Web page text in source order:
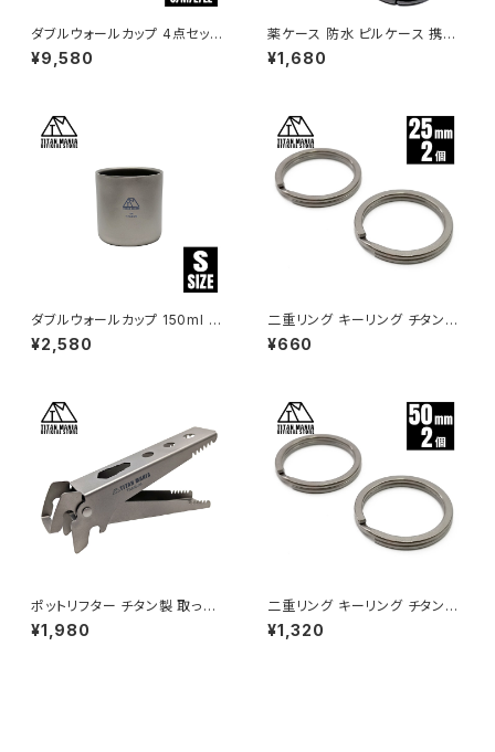
ダブルウォールカップ 4点セット
チタン製 二重構造 超軽量 頑丈
スタッキングマグ カップ 湯呑 食
納袋付き
¥9,580
薬ケース 防水 ピルケース 携帯
型 チタン製 軽量 ニトロケース
薬入れ メモリアルケース カプセ
グ ペンダント ネックレス （ブラ
ック、チェーン付き）
¥1,680
ダブルウォールカップ 150ml S
サイズ チタン製 二重構造 超軽
量 頑丈 スタッキングマグ カップ
用品 収納袋付き
¥2,580
二重リング キーリング チタン製
25mm×2個 超軽量 頑丈 サビ
に強い 二重丸カン スプリットリ
¥660
ポットリフター チタン製 取っ手
リフター トング 2WAY仕様 軽量
コンパクト ハンドル クッカーク
¥1,980
二重リング キーリング チタン製
50mm×2個 超軽量 頑丈 サビ
に強い 二重丸カン スプリットリ
¥1,320